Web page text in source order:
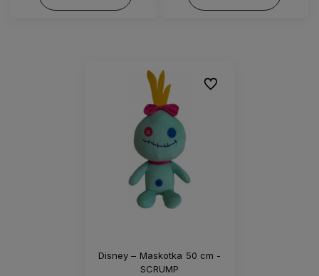
Disney – Maskotka 50 cm -
SCRUMP
Do ulubionych